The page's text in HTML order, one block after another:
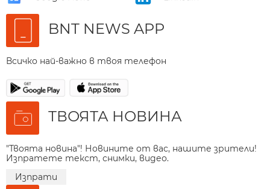
BNT NEWS APP
Всичко най-важно в твоя телефон
ТВОЯТА НОВИНА
"Твоята новина"! Новините от вас, нашите зрители!
Изпратете текст, снимки, видео.
Изпрати